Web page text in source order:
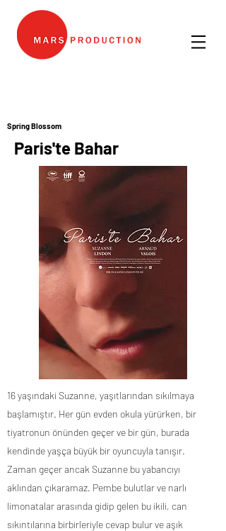
Spring Blossom
Paris'te Bahar
16 yaşındaki Suzanne, yaşıtlarından sıkılmaya
başlamıştır. Her gün evden okula yürürken, bir
tiyatronun önünden geçer ve bir gün, burada
kendinde yaşça büyük bir oyuncuyla tanışır.
Zaman geçer ancak Suzanne bu yabancıyı
aklından çıkaramaz. Pembe bulutlar ve narlı
limonatalar arasında gidip gelen bu ikili, can
sıkıntılarına birbirleriyle cevap bulur ve aşık